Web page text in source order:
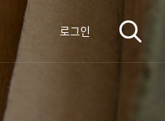
로그인